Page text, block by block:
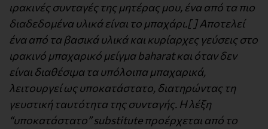
ιρακινές συνταγές της μητέρας μου, ένα από τα πιο
διαδεδομένα υλικά είναι το μπαχάρι.[ ] Αποτελεί
ένα από τα βασικά υλικά και κυρίαρχες γεύσεις στο
ιρακινό μπαχαρικό μείγμα baharat και όταν δεν
είναι διαθέσιμα τα υπόλοιπα μπαχαρικά,
λειτουργεί ως υποκατάστατο, διατηρώντας τη
γευστική ταυτότητα της συνταγής. Η λέξη
“υποκατάστατο” substitute προέρχεται από το